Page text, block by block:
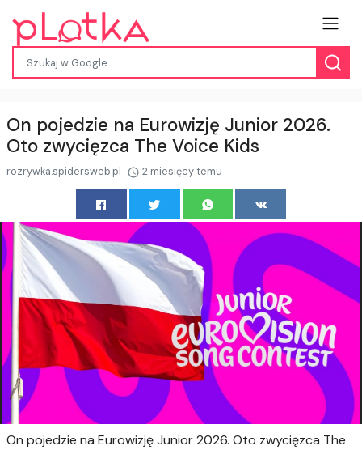
On pojedzie na Eurowizję Junior 2026.
Oto zwycięzca The Voice Kids
rozrywka.spidersweb.pl 2 miesięcy temu
On pojedzie na Eurowizję Junior 2026. Oto zwycięzca The